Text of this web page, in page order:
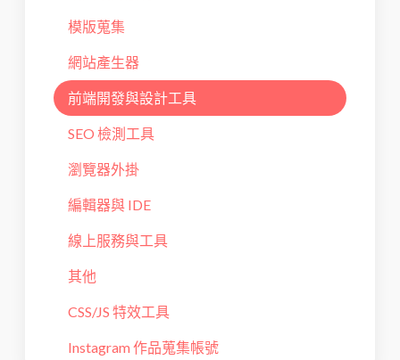
模版蒐集
網站產生器
前端開發與設計工具
SEO 檢測工具
瀏覽器外掛
編輯器與 IDE
線上服務與工具
其他
CSS/JS 特效工具
Instagram 作品蒐集帳號